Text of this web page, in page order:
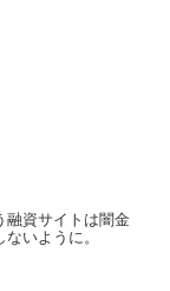
融資サイトは闇金
いように。